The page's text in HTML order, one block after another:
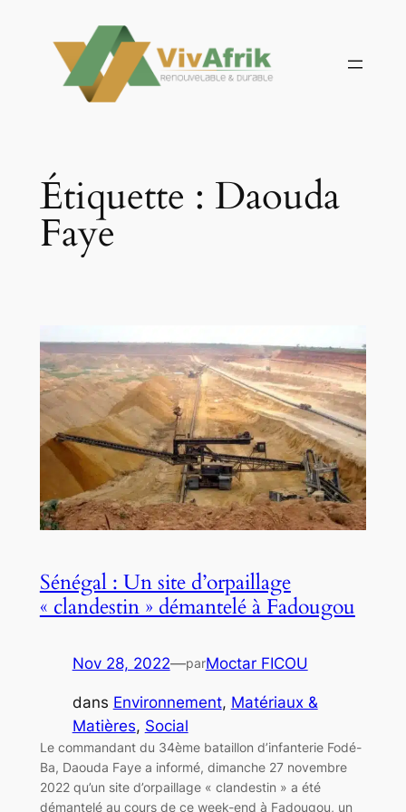
contenu
Étiquette : Daouda
Faye
Sénégal : Un site d’orpaillage
« clandestin » démantelé à Fadougou
Nov 28, 2022—parMoctar FICOU
dans Environnement, Matériaux &
Matières, Social
Le commandant du 34ème bataillon d’infanterie Fodé-
Ba, Daouda Faye a informé, dimanche 27 novembre
2022 qu’un site d’orpaillage « clandestin » a été
démantelé au cours de ce week-end à Fadougou, un